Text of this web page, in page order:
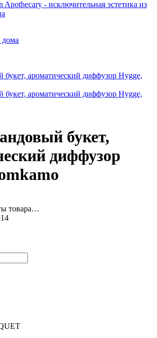
букет,
диффузор
товара…